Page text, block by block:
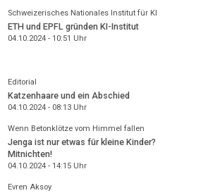
Schweizerisches Nationales Institut für KI
ETH und EPFL gründen KI-Institut
04.10.2024 - 10:51 Uhr
Editorial
Katzenhaare und ein Abschied
04.10.2024 - 08:13Uhr
Wenn Betonklötze vom Himmel fallen
Jenga ist nur etwas für kleine Kinder?
Mitnichten!
04.10.2024 - 14:15Uhr
Evren Aksoy